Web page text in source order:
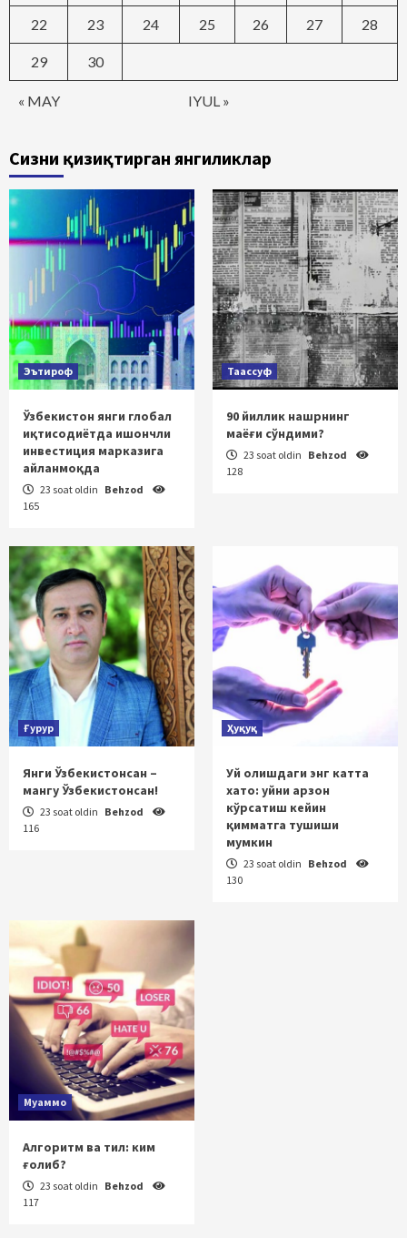
« MAY IYUL »
22 23 24 25 26 27 28
29 30
Сизни қизиқтирган янгиликлар
Эътироф
Ўзбекистон янги глобал
иқтисодиётда ишончли
инвестиция марказига
айланмоқда
23 soat oldin Behzod
165
Таассуф
90 йиллик нашрнинг
маёғи сўндими?
23 soat oldin Behzod
128
Ғурур
Янги Ўзбекистонсан –
мангу Ўзбекистонсан!
23 soat oldin Behzod
116
Ҳуқуқ
Уй олишдаги энг катта
хато: уйни арзон
кўрсатиш кейин
қимматга тушиши
мумкин
23 soat oldin Behzod
130
Муаммо
Алгоритм ва тил: ким
ғолиб?
23 soat oldin Behzod
117